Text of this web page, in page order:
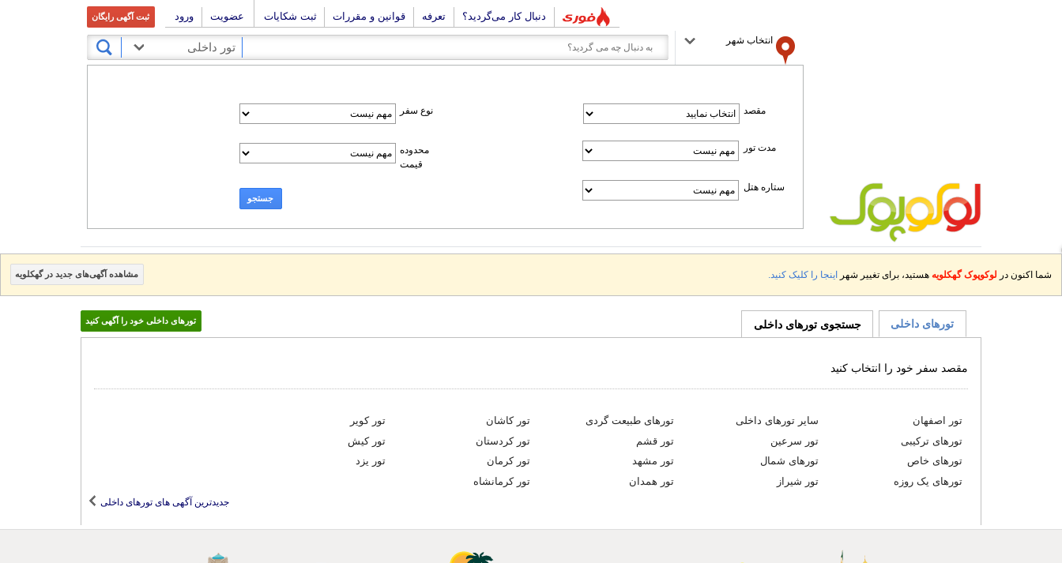
دنبال کار می‌گردید؟ تعرفه قوانین و مقررات ثبت شکایات عضویت ورود ثبت آگهی رایگان
انتخاب شهر
تور داخلی
مقصد
مدت تور
ستاره هتل
نوع سفر
محدوده
قیمت
جستجو
شما اکنون در لوکوپوک گهکلویه هستید، برای تغییر شهر اینجا را کلیک کنید. مشاهده آگهی‌های جدید در گهکلویه
تورهای داخلی جستجوی تورهای داخلی تورهای داخلی خود را آگهی کنید
مقصد سفر خود را انتخاب کنید
جدیدترین آگهی های تورهای داخلی
تور اصفهان
تورهای ترکیبی
تورهای خاص
تورهای یک روزه
سایر تورهای داخلی
تور سرعین
تورهای شمال
تور شیراز
تورهای طبیعت گردی
تور قشم
تور مشهد
تور همدان
تور کاشان
تور کردستان
تور کرمان
تور کرمانشاه
تور کویر
تور کیش
تور یزد